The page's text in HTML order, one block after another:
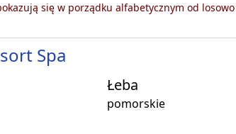
się w porządku alfabetycznym od
Spa
Łeba
pomorskie